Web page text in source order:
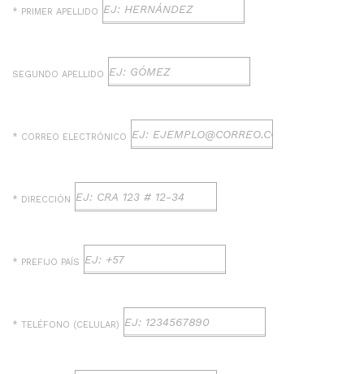
* PRIMER APELLIDO
SEGUNDO APELLIDO
* CORREO ELECTRÓNICO
* DIRECCIÓN
* PREFIJO PAÍS
* TELÉFONO (CELULAR)